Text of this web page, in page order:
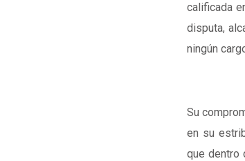
calificada
disputa,
ningún
Su
en su
que dentro